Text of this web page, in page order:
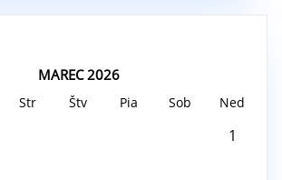
MAREC 2026
Str Štv Pia Sob Ned
1